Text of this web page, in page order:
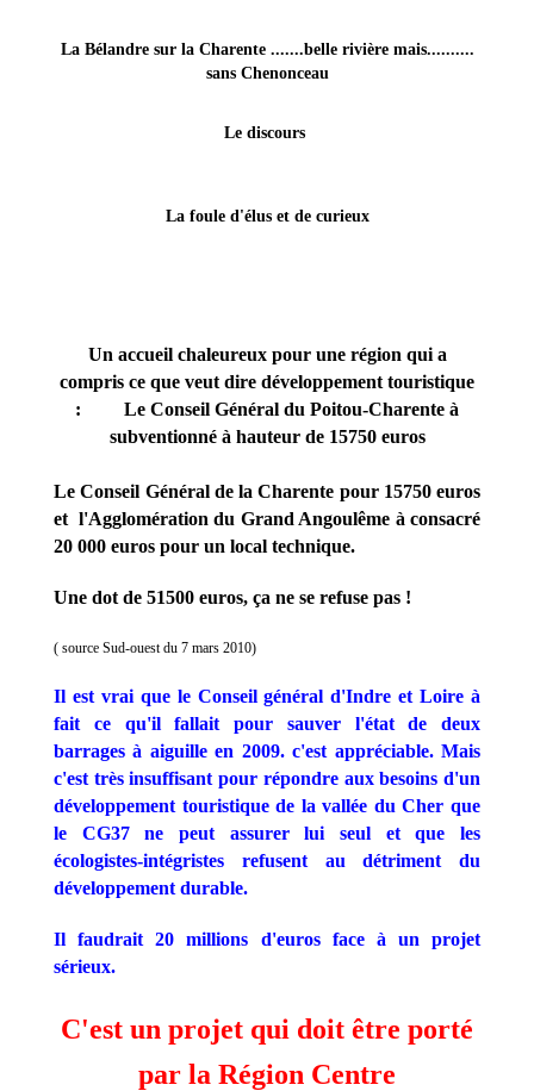
La Bélandre sur la Charente .......belle rivière mais..........
sans Chenonceau
Le discours
La foule d'élus et de curieux
Un accueil chaleureux pour une région qui a
compris ce que veut dire développement touristique
: Le Conseil Général du Poitou-Charente à
subventionné à hauteur de 15750 euros
Le Conseil Général de la Charente pour 15750 euros
et l'Agglomération du Grand Angoulême à consacré
20 000 euros pour un local technique.
Une dot de 51500 euros, ça ne se refuse pas !
( source Sud-ouest du 7 mars 2010)
Il est vrai que le Conseil général d'Indre et Loire à
fait ce qu'il fallait pour sauver l'état de deux
barrages à aiguille en 2009. c'est appréciable. Mais
c'est très insuffisant pour répondre aux besoins d'un
développement touristique de la vallée du Cher que
le CG37 ne peut assurer lui seul et que les
écologistes-intégristes refusent au détriment du
développement durable.
Il faudrait 20 millions d'euros face à un projet
sérieux.
C'est un projet qui doit être porté
par la Région Centre